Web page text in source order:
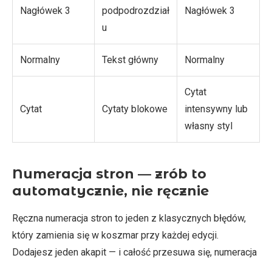
Nagłówek 3
podpodrozdział
u
Nagłówek 3
Normalny Tekst główny Normalny
Cytat Cytaty blokowe
Cytat
intensywny lub
własny styl
Numeracja stron — zrób to
automatycznie, nie ręcznie
Ręczna numeracja stron to jeden z klasycznych błędów,
który zamienia się w koszmar przy każdej edycji.
Dodajesz jeden akapit — i całość przesuwa się, numeracja